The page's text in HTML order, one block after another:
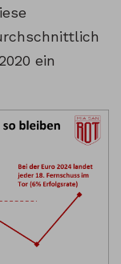
ein